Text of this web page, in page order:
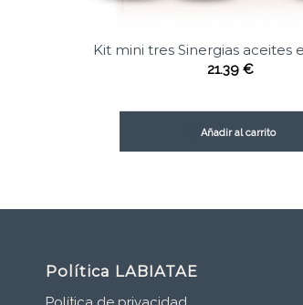
Kit mini tres Sinergias aceites
21.39€
Añadir al carrito
Política LABIATAE